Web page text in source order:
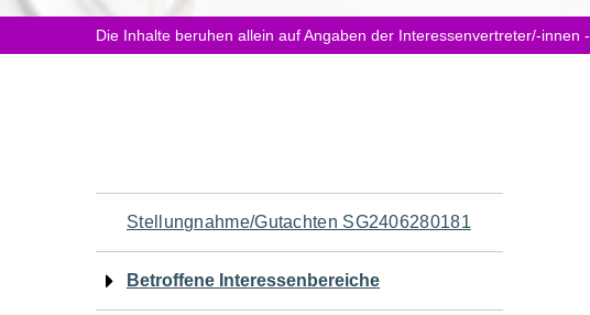
hier:Die Inhalte beruhen allein auf Angaben der Interessenvertreter/-innen -
Navigation
für
Stellungnahme/Gutachten SG2406280181
Betroffene Interessenbereiche